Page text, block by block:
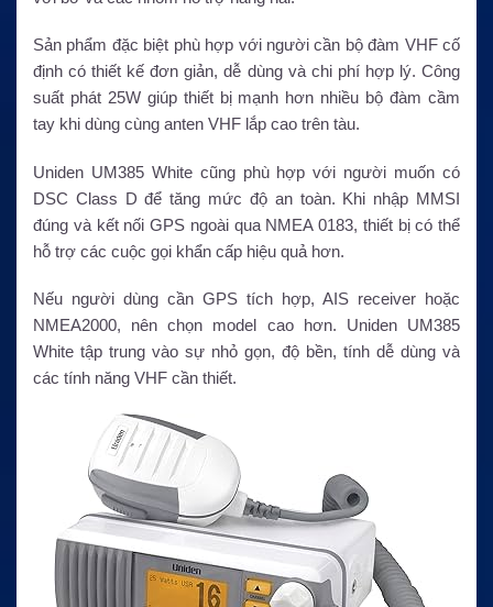
Sản phẩm đặc biệt phù hợp với người cần bộ đàm VHF cố
định có thiết kế đơn giản, dễ dùng và chi phí hợp lý. Công
suất phát 25W giúp thiết bị mạnh hơn nhiều bộ đàm cầm
tay khi dùng cùng anten VHF lắp cao trên tàu.
Uniden UM385 White cũng phù hợp với người muốn có
DSC Class D để tăng mức độ an toàn. Khi nhập MMSI
đúng và kết nối GPS ngoài qua NMEA 0183, thiết bị có thể
hỗ trợ các cuộc gọi khẩn cấp hiệu quả hơn.
Nếu người dùng cần GPS tích hợp, AIS receiver hoặc
NMEA2000, nên chọn model cao hơn. Uniden UM385
White tập trung vào sự nhỏ gọn, độ bền, tính dễ dùng và
các tính năng VHF cần thiết.